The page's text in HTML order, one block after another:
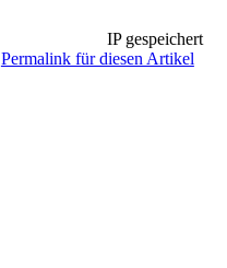
IP gespeichert
Permalink für diesen Artikel